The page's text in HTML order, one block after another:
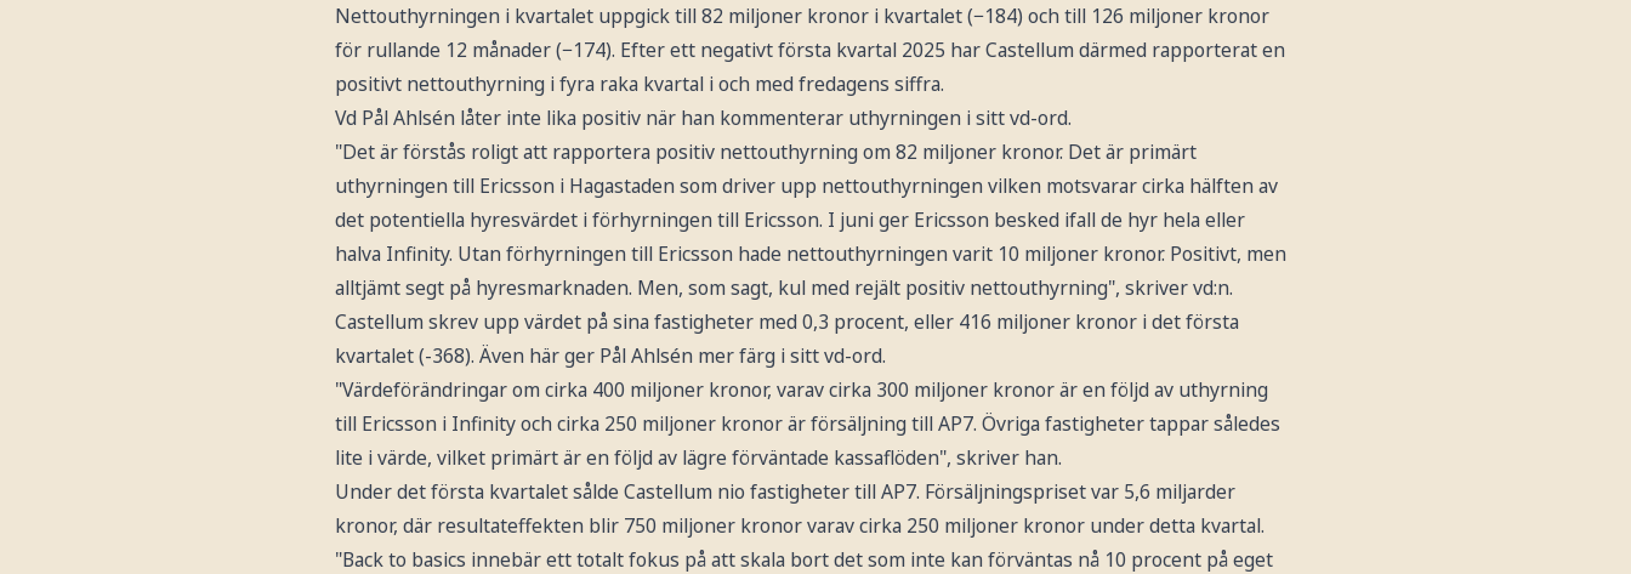
Nettouthyrningen i kvartalet uppgick till 82 miljoner kronor i kvartalet (−184) och till 126 miljoner kronor
för rullande 12 månader (−174). Efter ett negativt första kvartal 2025 har Castellum därmed rapporterat en
positivt nettouthyrning i fyra raka kvartal i och med fredagens siffra.
Vd Pål Ahlsén låter inte lika positiv när han kommenterar uthyrningen i sitt vd-ord.
"Det är förstås roligt att rapportera positiv nettouthyrning om 82 miljoner kronor. Det är primärt
uthyrningen till Ericsson i Hagastaden som driver upp nettouthyrningen vilken motsvarar cirka hälften av
det potentiella hyresvärdet i förhyrningen till Ericsson. I juni ger Ericsson besked ifall de hyr hela eller
halva Infinity. Utan förhyrningen till Ericsson hade nettouthyrningen varit 10 miljoner kronor. Positivt, men
alltjämt segt på hyresmarknaden. Men, som sagt, kul med rejält positiv nettouthyrning", skriver vd:n.
Castellum skrev upp värdet på sina fastigheter med 0,3 procent, eller 416 miljoner kronor i det första
kvartalet (-368). Även här ger Pål Ahlsén mer färg i sitt vd-ord.
"Värdeförändringar om cirka 400 miljoner kronor, varav cirka 300 miljoner kronor är en följd av uthyrning
till Ericsson i Infinity och cirka 250 miljoner kronor är försäljning till AP7. Övriga fastigheter tappar således
lite i värde, vilket primärt är en följd av lägre förväntade kassaflöden", skriver han.
Under det första kvartalet sålde Castellum nio fastigheter till AP7. Försäljningspriset var 5,6 miljarder
kronor, där resultateffekten blir 750 miljoner kronor varav cirka 250 miljoner kronor under detta kvartal.
"Back to basics innebär ett totalt fokus på att skala bort det som inte kan förväntas nå 10 procent på eget